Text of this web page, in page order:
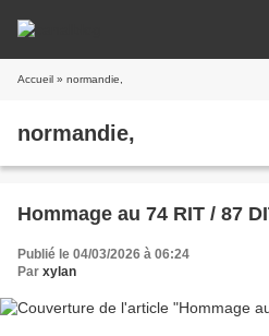
Accueil » normandie,
normandie,
Hommage au 74 RIT / 87
Publié le 04/03/2026 à 06:24
Par xylan